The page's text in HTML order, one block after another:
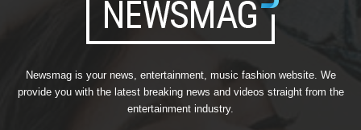
Newsmag is your news, entertainment, music fashion website. We
provide you with the latest breaking news and videos straight from the
entertainment industry.